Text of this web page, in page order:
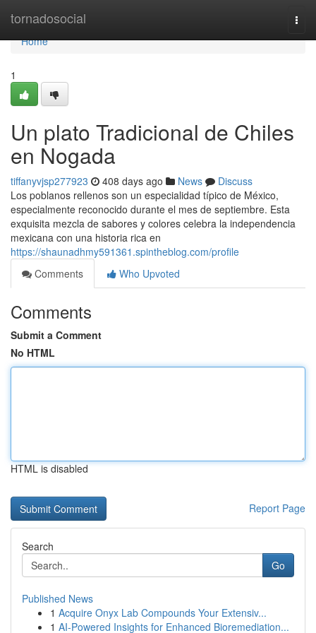
tornadosocial
Home
Home
1
Un plato Tradicional de Chiles
en Nogada
tiffanyvjsp277923 408 days ago News
Discuss
Los poblanos rellenos son un especialidad típico de México,
especialmente reconocido durante el mes de septiembre. Esta
exquisita mezcla de sabores y colores celebra la independencia
mexicana con una historia rica en
https://shaunadhmy591361.spintheblog.com/profile
Comments
Who Upvoted
Comments
Submit a Comment
No HTML
HTML is disabled
Report Page
Search
Go
Published News
1 Acquire Onyx Lab Compounds Your Extensiv...
1 AI-Powered Insights for Enhanced Bioremediation...